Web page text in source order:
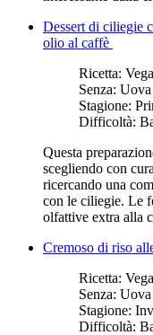
Dessert di ciliegie
olio al caffè
Ricetta:
Senza:
Stagione:
Difficoltà:
Questa
scegliendo con
ricercando una
con le ciliegie. Le
olfattive extra alla
Cremoso di riso
Ricetta:
Senza:
Stagione:
Difficoltà: